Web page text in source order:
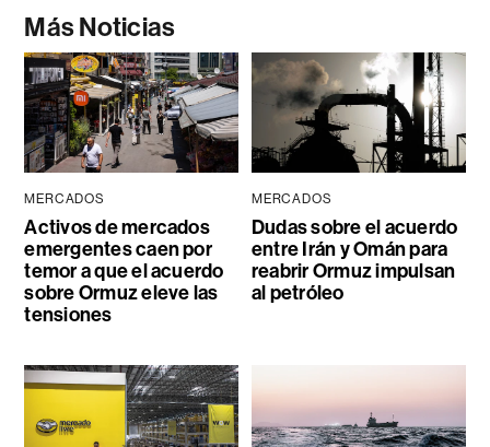
Más Noticias
MERCADOS
Activos de mercados
emergentes caen por
temor a que el acuerdo
sobre Ormuz eleve las
tensiones
MERCADOS
Dudas sobre el acuerdo
entre Irán y Omán para
reabrir Ormuz impulsan
al petróleo